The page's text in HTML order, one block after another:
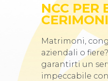
NCC PER
Matrimoni,
aziendali o
garantirti un
impeccabile